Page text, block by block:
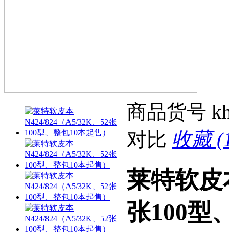
商品货号
对比 收藏
莱特软皮
张100型